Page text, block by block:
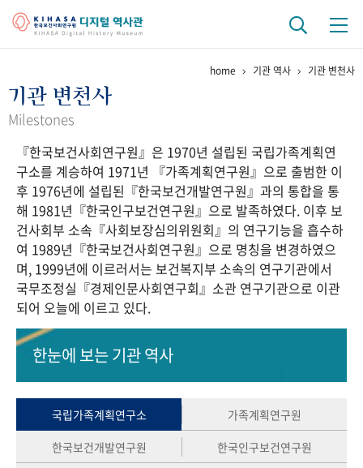
걸어온 길 기관 변천사
연구 역사
정책과 연구 키워드로 보는 연구 역사
연구자들
간행물 변천사
기록물 아카이브
사진 아카이브 문서 기록물 행정박물 영상 기록물
50+1 주년 기념
세계와 함께 한 KIHASA
VR 역사관
home 기관 역사 기관 변천사
기관 변천사
Milestones
『한국보건사회연구원』은 1970년 설립된 국립가족계획연
구소를 계승하여 1971년 『가족계획연구원』으로 출범한 이
후 1976년에 설립된『한국보건개발연구원』과의 통합을 통
해 1981년『한국인구보건연구원』으로 발족하였다. 이후 보
건사회부 소속『사회보장심의위원회』의 연구기능을 흡수하
여 1989년『한국보건사회연구원』으로 명칭을 변경하였으
며, 1999년에 이르러서는 보건복지부 소속의 연구기관에서
국무조정실『경제인문사회연구회』소관 연구기관으로 이관
되어 오늘에 이르고 있다.
한눈에 보는기관 역사
국립가족계획연구소
가족계획연구원
한국보건개발연구원
한국인구보건연구원